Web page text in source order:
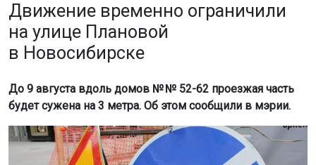
Движение временно ограничили
на улице Плановой
в Новосибирске
До 9 августа вдоль домов № № 52-62 проезжая часть
будет сужена на 3 метра. Об этом сообщили в мэрии.